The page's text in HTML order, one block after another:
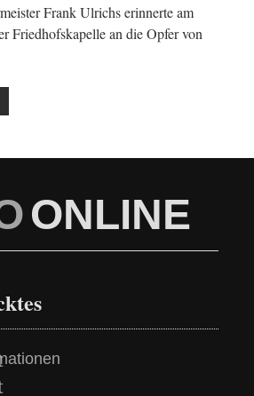
Frank Ulrichs erinnerte am
Friedhofskapelle an die Opfer von
ONLINE